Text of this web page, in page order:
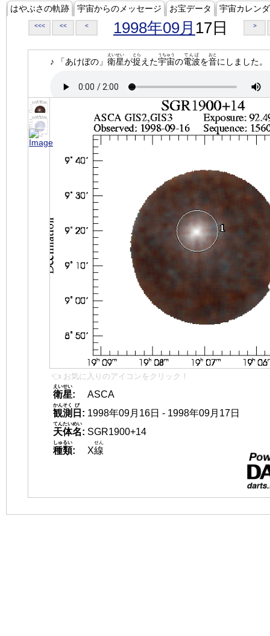
はやぶさの軌跡 宇宙からのメッセージ お宝データ 宇宙カレン
<<< << < 1998年09月 17日 >
♪ 「あけぼの」 衛星
えいせい
が捉
とら
えた宇宙
うちゅう
の電波
でんぱ
を音
おと
にしました。
👈 お気に入りのアイコンをクリック！
衛星
えいせい
:
ASCA
観測
かんそく
日
び
: 1998年09月16日 - 1998年09月17日
天体名
てんたいめい
: SGR1900+14
種類
しゅるい
: X線
せん